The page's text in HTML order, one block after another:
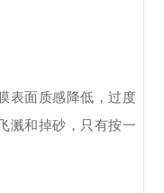
面质感降低，过度
溅和掉砂，只有按一